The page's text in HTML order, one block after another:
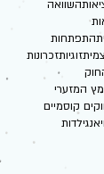
השוואה
התפתחות
זוגיותזכרונות
חוק
המזערי
קוסמיים
ילדות